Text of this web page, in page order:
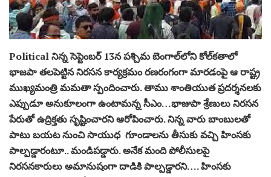
Political నిన్న సెప్టెంబర్‌ 13న పశ్చిమ బెంగాల్‌లోని కోల్‌కతాలో
భాజపా తలపెట్టిన నిరసన కార్యక్రమం రణరంగంగా మారడంపై ఆ రాష్ట్ర
ముఖ్యమంత్రి మమతా స్పందించారు. తాము శాంతియుత ప్రదర్శనలకు
ఎప్పుడూ అనుకూలంగా ఉంటామన్న సీఎం…భాజుపా శ్రేణులు నిరసన
పేరుతో ఉద్రిక్తతు సృష్టించారని ఆరోపించారు. నిన్న వారు బాంబులతో
పాటు బయట నుంచి సాయుధ గూండాలను తీసుకు వచ్చి హింసకు
పాల్పడ్డారంటూ.. మండిపడ్డారు. అనేక మంది పోలీసులపై
నిరసనకారులు అమానుషంగా దాడికి పాల్పడ్డారని…. హింసకు